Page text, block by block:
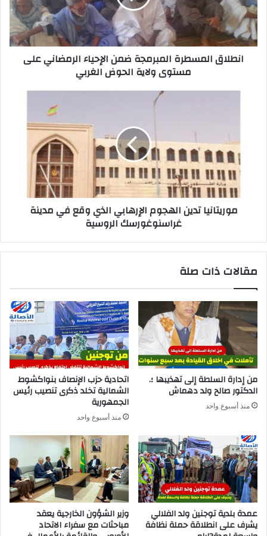
انطلاق المسطرة المبرمجة ضمن الإحياء الرمضاني على
مستوى ولاية الحوض الغربي
موريتانيا تدين الهجوم الإرهابي الذي وقع في مدينة
غراسنوغورسك الروسية
مقالات ذات صلة
من إدارة السلطة إلى تهذيبها ؛.
الدكتور صالح ولد دهماش
منذ أسبوع واحد
اتحادية حزب الإنصاف بنواكشوط
الشمالية تخلد ذكرى تنصيب رئيس
الجمهورية
منذ أسبوع واحد
عمدة بلدية توجنين ولد الفلالي
يشرف على انطلاقة حملة نظافة
وزير الشؤون الخارجية يعقد
مباحثات مع سفراء الاتحاد